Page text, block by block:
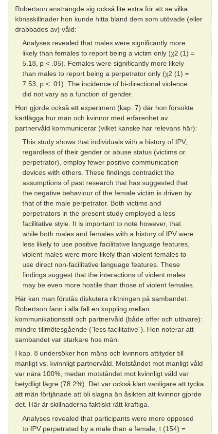
Robertson ansträngde sig också lite extra för att se vilka
könsskillnader hon kunde hitta bland dem som utövade (eller
drabbades av) våld:
Analyses revealed that males were significantly more
likely than females to report being a victim only (χ2 (1) =
5.18, p < .05). Females were significantly more likely
than males to report being a perpetrator only (χ2 (1) =
7.53, p < .01). The incidence of bi-directional violence
did not vary as a function of gender.
Hon gjorde också ett experiment (kap. 7) där hon försökte
kartlägga hur män och kvinnor med erfarenhet av
partnervåld kommunicerar (vilket kanske har relevans här):
This study shows that individuals with a history of IPV,
regardless of their gender or abuse status (victims or
perpetrator), employ fewer positive communication
devices with others. These findings contradict the
assumptions of past research that has suggested that
the negative behaviour of the female victim is driven by
that of the male perpetrator. Both victims and
perpetrators in the present study employed a less
facilitative style. It is important to note however, that
while both males and females with a history of IPV were
less likely to use positive facilitative language features,
violent males were more likely than violent females to
use direct non-facilitative language features. These
findings suggest that the interactions of violent males
may be even more hostile than those of violent females.
Här kan man förstås diskutera riktningen på sambandet.
Robertson fann i alla fall en koppling mellan
kommunikationsstil och partnervåld (både offer och utövare):
mindre tillmötesgående (”less facilitative”). Hon noterar att
sambandet var starkare hos män.
I kap. 8 undersöker hon mäns och kvinnors attityder till
manligt vs. kvinnligt partnervåld. Motståndet mot manligt våld
var nära 100%, medan motståndet mot kvinnligt våld var
betydligt lägre (78.2%). Det var också klart vanligare att tycka
att män förtjänade att bli slagna än åsikten att kvinnor gjorde
det. Här är skillnaderna faktiskt rätt kraftiga.
Analyses revealed that participants were more opposed
to IPV perpetrated by a male than a female, t (154) =